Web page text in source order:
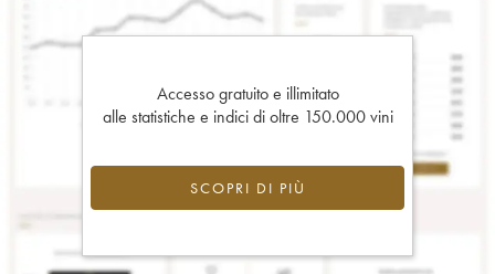
Accesso gratuito e illimitato
alle statistiche e indici di oltre 150.000 vini
SCOPRI DI PIÙ